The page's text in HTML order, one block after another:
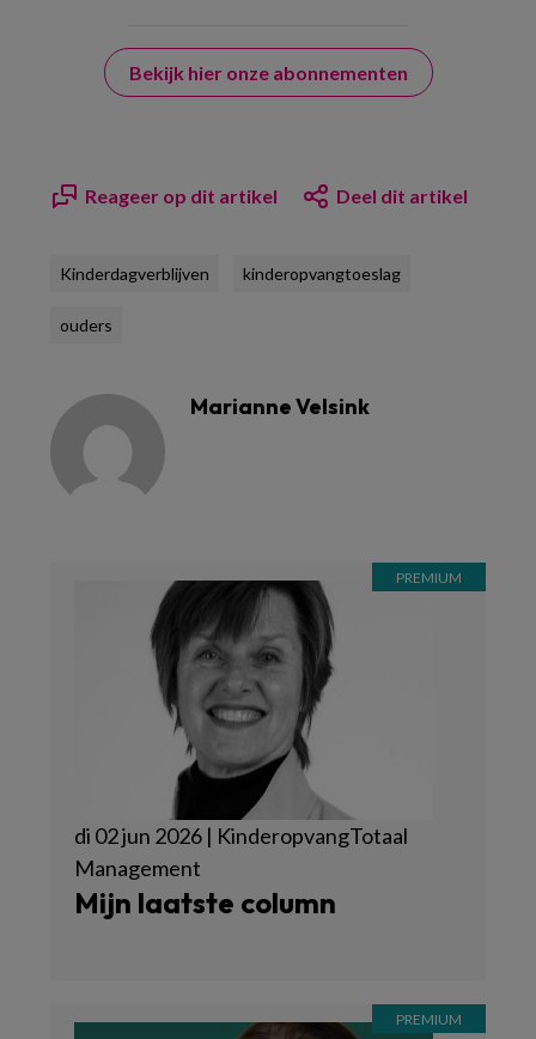
Bekijk hier onze abonnementen
Reageer op dit artikel Deel dit artikel
Kinderdagverblijven kinderopvangtoeslag
ouders
Marianne Velsink
di 02 jun 2026 | KinderopvangTotaal
Management
Mijn laatste column